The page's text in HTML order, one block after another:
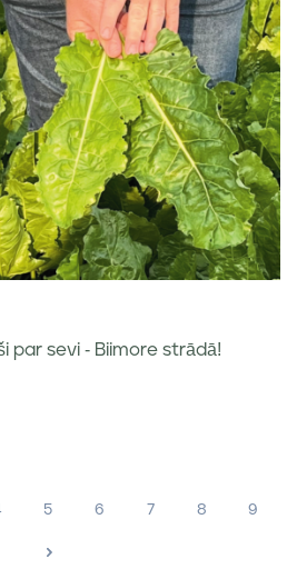
par sevi - Biimore strādā!
5 6 7 8 9
>